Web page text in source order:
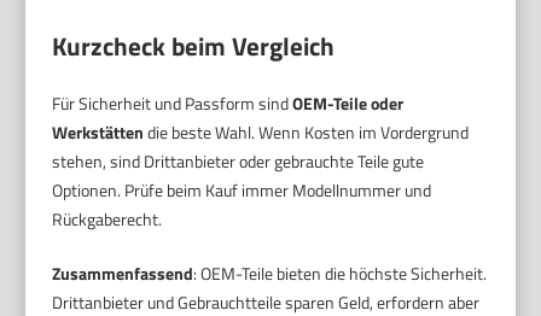
Kurzcheck beim Vergleich
Für Sicherheit und Passform sindOEM-Teile oder
Werkstättendie beste Wahl. Wenn Kosten im Vordergrund
stehen, sind Drittanbieter oder gebrauchte Teile gute
Optionen. Prüfe beim Kauf immer Modellnummer und
Rückgaberecht.
Zusammenfassend: OEM-Teile bieten die höchste Sicherheit.
Drittanbieter und Gebrauchtteile sparen Geld, erfordern aber